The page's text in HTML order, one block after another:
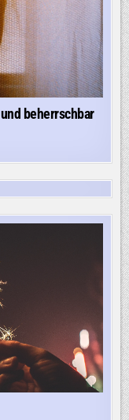
beherrschbar